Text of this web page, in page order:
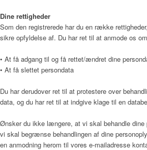
Ledige stillinger
Kontakt
Dine rettigheder
Som den registrerede har du en række
sikre opfyldelse af. Du har ret til at anmode os
• At få adgang til og få rettet/ændret dine
• At få slettet persondata
Du har derudover ret til at protestere over
data, og du har ret til at indgive klage til en
Ønsker du ikke længere, at vi skal behandle dine
vi skal begrænse behandlingen af dine
en anmodning herom til vores e-mailadresse